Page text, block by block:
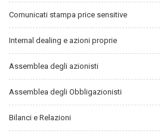
Comunicati stampa price sensitive
Internal dealing e azioni proprie
Assemblea degli azionisti
Assemblea degli Obbligazionisti
Bilanci e Relazioni